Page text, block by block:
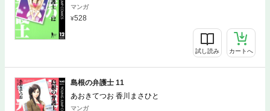
マンガ
528
試し読み カートへ
島根の弁護士 11
あおきてつお 香川まさひと
マンガ